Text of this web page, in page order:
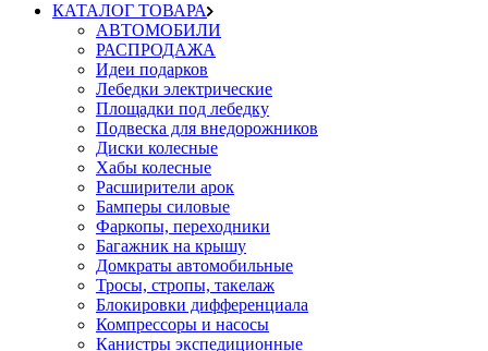
КАТАЛОГ ТОВАРА
АВТОМОБИЛИ
РАСПРОДАЖА
Идеи подарков
Лебедки электрические
Площадки под лебедку
Подвеска для внедорожников
Диски колесные
Хабы колесные
Расширители арок
Бамперы силовые
Фаркопы, переходники
Багажник на крышу
Домкраты автомобильные
Тросы, стропы, такелаж
Блокировки дифференциала
Компрессоры и насосы
Канистры экспедиционные